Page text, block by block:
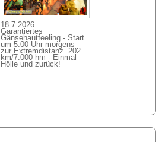
18.7.2026
Garantiertes
Gänsehautfeeling - Start
um 5:00 Uhr morgens
zur Extremdistanz. 202
km/7.000 hm - Einmal
Hölle und zurück!